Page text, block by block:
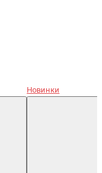
Новинки